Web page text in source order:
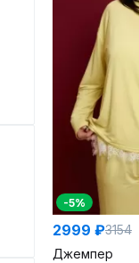
-5%
2999 ₽3154
Джемпер